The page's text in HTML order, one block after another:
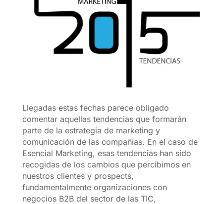
Llegadas estas fechas parece obligado
comentar aquellas tendencias que formarán
parte de la estrategia de marketing y
comunicación de las compañías. En el caso de
Esencial Marketing, esas tendencias han sido
recogidas de los cambios que percibimos en
nuestros clientes y prospects,
fundamentalmente organizaciones con
negocios B2B del sector de las TIC,